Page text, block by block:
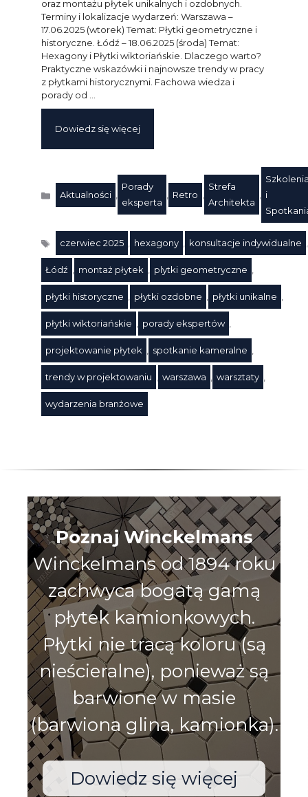
oraz montażu płytek unikalnych i ozdobnych.
Terminy i lokalizacje wydarzeń: Warszawa –
17.06.2025 (wtorek) Temat: Płytki geometryczne i
historyczne. Łódź – 18.06.2025 (środa) Temat:
Hexagony i Płytki wiktoriańskie. Dlaczego warto?
Praktyczne wskazówki i najnowsze trendy w pracy
z płytkami historycznymi. Fachowa wiedza i
porady od …
Dowiedz się więcej
Kategorie
Aktualności
Porady
eksperta
Retro
Strefa
Architekta
i
Tagi
czerwiec 2025 hexagony konsultacje indywidualne
Łódź montaż płytek plytki geometryczne
płytki historyczne płytki ozdobne płytki unikalne
płytki wiktoriańskie porady ekspertów
projektowanie płytek spotkanie kameralne
trendy w projektowaniu warszawa warsztaty
wydarzenia branżowe
Poznaj Winckelmans
Winckelmans od 1894 roku
zachwyca bogatą gamą
płytek kamionkowych.
Płytki nie tracą koloru (są
nieścieralne), ponieważ są
barwione w masie
(barwiona glina, kamionka).
Dowiedz się więcej